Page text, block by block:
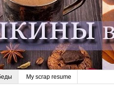
My scrap resume